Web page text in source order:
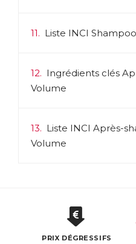
11. Liste INCI
12. Ingrédients clés
Volume
13. Liste INCI Après-
Volume
PRIX DÉGRESSIFS